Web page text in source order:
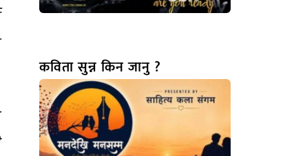
कविता सुन्न किन जानु ?